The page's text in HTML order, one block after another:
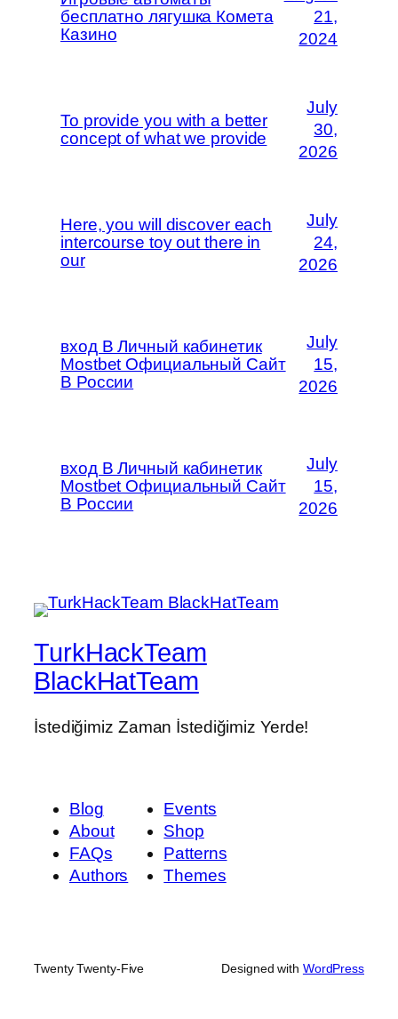
бесплатно лягушка Комета
Казино
21,
2024
To provide you with a better
concept of what we provide
July
30,
2026
Here, you will discover each
intercourse toy out there in
our
July
24,
2026
вход В Личный кабинетик
Mostbet Официальный Сайт
В России
July
15,
2026
вход В Личный кабинетик
Mostbet Официальный Сайт
В России
July
15,
2026
TurkHackTeam
BlackHatTeam
İstediğimiz Zaman İstediğimiz Yerde!
Blog
About
FAQs
Authors
Events
Shop
Patterns
Themes
Twenty Twenty-Five Designed with WordPress